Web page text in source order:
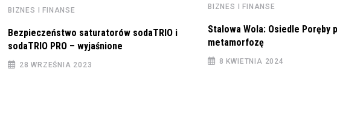
BIZNES I FINANSE
Bezpieczeństwo saturatorów sodaTRIO i
sodaTRIO PRO – wyjaśnione
28 WRZEŚNIA 2023
BIZNES I FINANSE
Stalowa Wola: Osiedle Poręby
metamorfozę
8 KWIETNIA 2024